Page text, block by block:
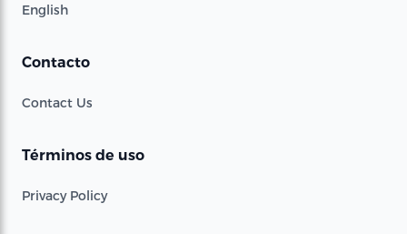
English
Contacto
Contact Us
Términos de uso
Privacy Policy